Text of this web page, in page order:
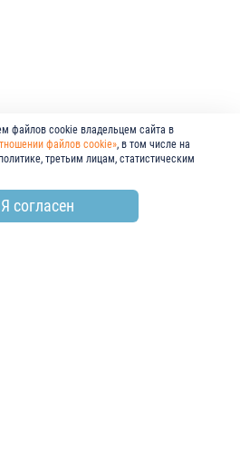
файлов cookie владельцем сайта в
файлов cookie», в том числе на
третьим лицам, статистическим
Я согласен